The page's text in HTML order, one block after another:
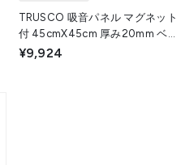
TRUSCO 吸音パネル マグネット
付 45cmX45cm 厚み20mm ベー
¥9,924